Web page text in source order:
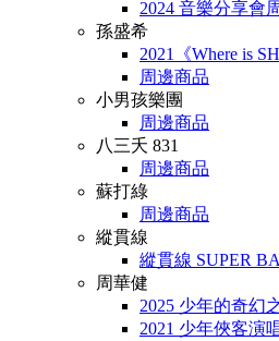
2024 音樂分享會
孫盛希
2021《Where is
周邊商品
小男孩樂團
周邊商品
八三夭 831
周邊商品
蘇打綠
周邊商品
縱貫線
縱貫線 SUPER
周華健
2025 少年的奇幻
2021 少年俠客演